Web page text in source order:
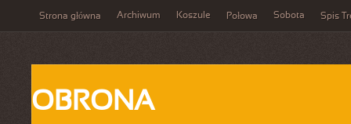
Strona główna Archiwum Koszule Połowa Sobota Spis
OBRONA